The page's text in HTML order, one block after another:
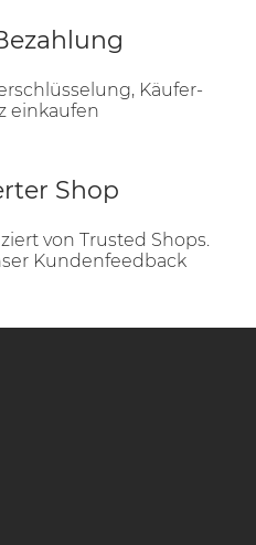
Käufer-
einkaufen
Shop
von Trusted Shops.
Kundenfeedback